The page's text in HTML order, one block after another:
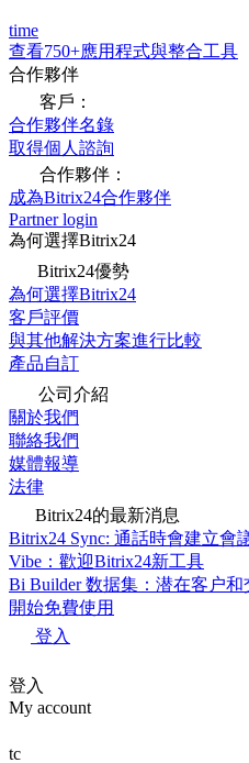
time
查看750+應用程式與整合工具
合作夥伴
客戶：
合作夥伴名錄
取得個人諮詢
合作夥伴：
成為Bitrix24合作夥伴
Partner login
為何選擇Bitrix24
Bitrix24優勢
為何選擇Bitrix24
客戶評價
與其他解決方案進行比較
產品自訂
公司介紹
關於我們
聯絡我們
媒體報導
法律
Bitrix24的最新消息
Bitrix24 Sync: 通話時會建立會
Vibe：歡迎Bitrix24新工具
Bi Builder 数据集：潜在客户和
開始免費使用
登入
登入
My account
tc